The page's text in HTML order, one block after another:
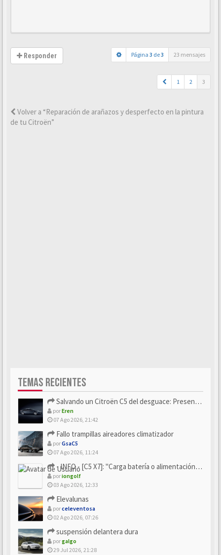
Responder Página 3 de3 23 mensajes
1 2 3
Volver a “Reparación de arañazos y desperfecto en la pintura
de tu Citroën”
TEMAS RECIENTES
Salvando un Citroën C5 del desguace: Presentación y seguimiento
porEren
07 Ago 2026, 21:42
Fallo trampillas aireadores climatizador
porGsaC5
07 Ago 2026, 11:24
- INFO - [C5 X7]: "Carga batería o alimentación eléctri...
poriongolf
03 Ago 2026, 12:33
Elevalunas
porceleventosa
02 Ago 2026, 07:26
suspensión delantera dura
porgalgo
29 Jul 2026, 21:28